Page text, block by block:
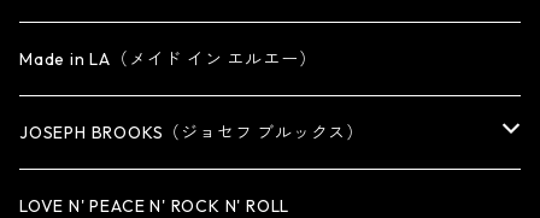
OTHER
CUFF
KEY CHAIN
WALLET CHAIN
BRACELET
CUFF・BANGLE
NECKLACE
PENDANT
NECKLACE
BRACELET
SMALL
MEDIUM
Made in LA（メイド イン エルエー）
JOSEPH BROOKS（ジョセフ ブルックス）
BRACELET
LOVE N' PEACE N' ROCK N' ROLL